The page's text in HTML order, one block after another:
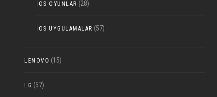
IOS OYUNLAR (28)
IOS UYGULAMALAR (57)
LENOVO (15)
LG (57)